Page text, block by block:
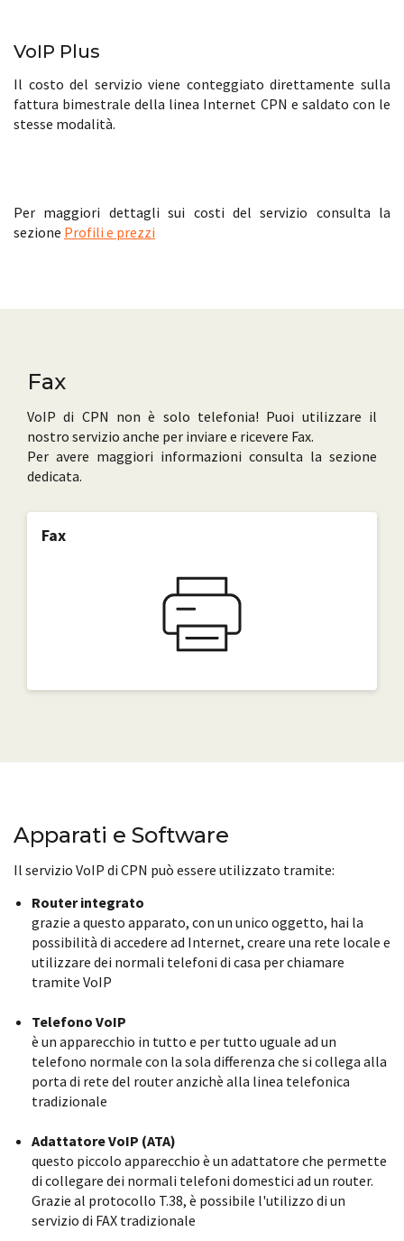
VoIP Plus
Il costo del servizio viene conteggiato direttamente sulla
fattura bimestrale della linea Internet CPN e saldato con le
stesse modalità.
Per maggiori dettagli sui costi del servizio consulta la
sezione Profili e prezzi
Fax
VoIP di CPN non è solo telefonia! Puoi utilizzare il
nostro servizio anche per inviare e ricevere Fax.
Per avere maggiori informazioni consulta la sezione
dedicata.
Fax
Apparati e Software
Il servizio VoIP di CPN può essere utilizzato tramite:
Router integrato
grazie a questo apparato, con un unico oggetto, hai la
possibilità di accedere ad Internet, creare una rete locale e
utilizzare dei normali telefoni di casa per chiamare
tramite VoIP
Telefono VoIP
è un apparecchio in tutto e per tutto uguale ad un
telefono normale con la sola differenza che si collega alla
porta di rete del router anzichè alla linea telefonica
tradizionale
Adattatore VoIP (ATA)
questo piccolo apparecchio è un adattatore che permette
di collegare dei normali telefoni domestici ad un router.
Grazie al protocollo T.38, è possibile l'utilizzo di un
servizio di FAX tradizionale